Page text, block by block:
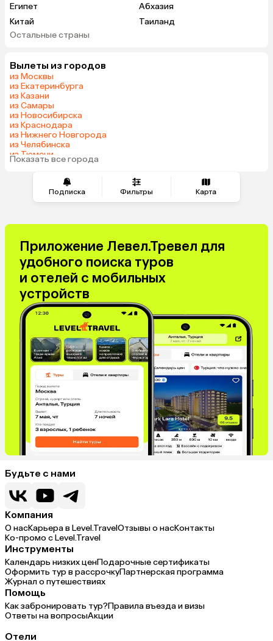
Подписка Фильтры Карта
Египет
Абхазия
Китай
Таиланд
Вьетнам
Грузия
Беларусь
Шри-Ланка
Азербайджан
Сербия
Катар
Иордания
Саудовская Аравия
Таджикистан
Венгрия
Болгария
Остальные страны
Вылеты из городов
из Москвы
из Екатеринбурга
из Казани
из Самары
из Новосибирска
из Краснодара
из Нижнего Новгорода
из Челябинска
из Тюмени
из Минеральных Вод
Показать все города
Приложение Левел.Тревел для
удобного поиска туров
и отелей с мобильных
устройств
Будьте с нами
Компания
О насКарьера в Level.TravelОтзывы о насКонтакты
Ко-промо с Level.Travel
Инструменты
Календарь низких ценПодарочные сертификаты
Оформить тур в рассрочкуПартнерская программа
Журнал о путешествиях
Помощь
Как забронировать тур?Правила въезда и визы
Ответы на вопросыАкции
Отели